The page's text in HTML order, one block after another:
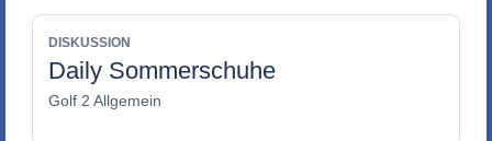
DISKUSSION
Daily Sommerschuhe
Golf 2 Allgemein